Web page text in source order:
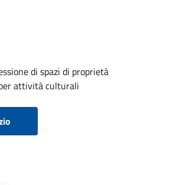
di spazi di proprietà
attività culturali